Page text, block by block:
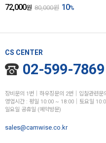
72,000원 80,000원 10%
CS CENTER
02-599-7869
장비문의 1번│하우징문의 2번│입찰관련문
영업시간 : 평일 10:00 ~ 18:00│토요일
일요일 공휴일 (예약방문)
sales@camwise.co.kr